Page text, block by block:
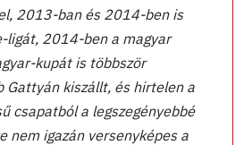
2013-ban és 2014-ben is
ligát, 2014-ben a magyar
kupát is többször
Gattyán kiszállt, és hirtelen a
csapatból a legszegényebbé
nem igazán versenyképes a